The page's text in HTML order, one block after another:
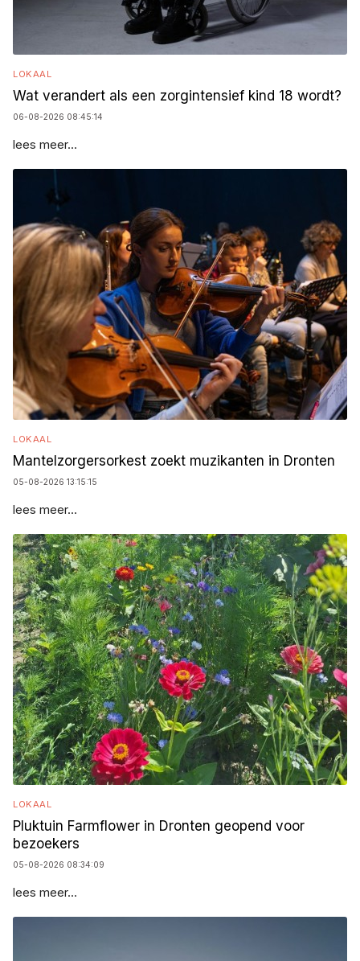
LOKAAL
Wat verandert als een zorgintensief kind 18 wordt?
06-08-2026 08:45:14
lees meer...
LOKAAL
Mantelzorgersorkest zoekt muzikanten in Dronten
05-08-2026 13:15:15
lees meer...
LOKAAL
Pluktuin Farmflower in Dronten geopend voor
bezoekers
05-08-2026 08:34:09
lees meer...